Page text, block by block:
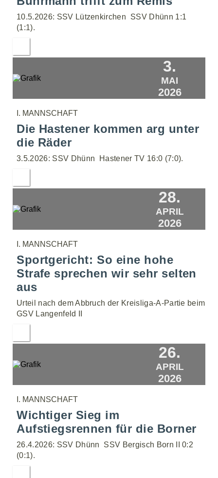
10.5.2026: SSV Lützenkirchen  SSV Dhünn 1:1
(1:1).
3.
MAI
2026
I. MANNSCHAFT
Die Hastener kommen arg unter
die Räder
3.5.2026: SSV Dhünn  Hastener TV 16:0 (7:0).
28.
APRIL
2026
I. MANNSCHAFT
Sportgericht: So eine hohe
Strafe sprechen wir sehr selten
aus
Urteil nach dem Abbruch der Kreisliga-A-Partie beim
GSV Langenfeld II
26.
APRIL
2026
I. MANNSCHAFT
Wichtiger Sieg im
Aufstiegsrennen für die Borner
26.4.2026: SSV Dhünn  SSV Bergisch Born II 0:2
(0:1).